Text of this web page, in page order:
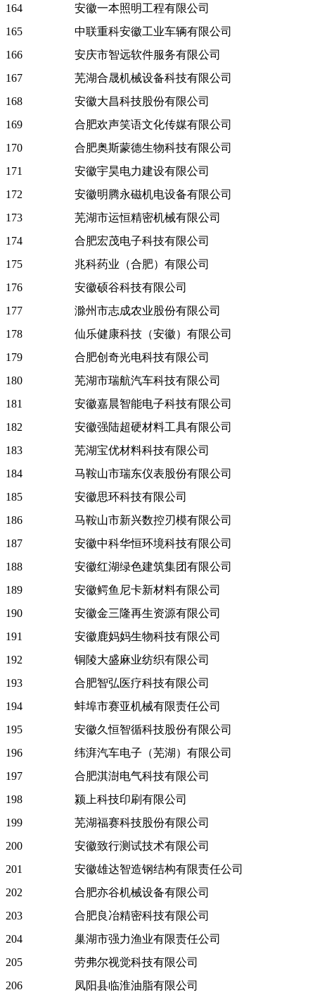
164
安徽一本照明工程有限公司
165
中联重科安徽工业车辆有限公司
166
安庆市智远软件服务有限公司
167
芜湖合晟机械设备科技有限公司
168
安徽大昌科技股份有限公司
169
合肥欢声笑语文化传媒有限公司
170
合肥奥斯蒙德生物科技有限公司
171
安徽宇昊电力建设有限公司
172
安徽明腾永磁机电设备有限公司
173
芜湖市运恒精密机械有限公司
174
合肥宏茂电子科技有限公司
175
兆科药业（合肥）有限公司
176
安徽硕谷科技有限公司
177
滁州市志成农业股份有限公司
178
仙乐健康科技（安徽）有限公司
179
合肥创奇光电科技有限公司
180
芜湖市瑞航汽车科技有限公司
181
安徽嘉晨智能电子科技有限公司
182
安徽强陆超硬材料工具有限公司
183
芜湖宝优材料科技有限公司
184
马鞍山市瑞东仪表股份有限公司
185
安徽思环科技有限公司
186
马鞍山市新兴数控刃模有限公司
187
安徽中科华恒环境科技有限公司
188
安徽红湖绿色建筑集团有限公司
189
安徽鳄鱼尼卡新材料有限公司
190
安徽金三隆再生资源有限公司
191
安徽鹿妈妈生物科技有限公司
192
铜陵大盛麻业纺织有限公司
193
合肥智弘医疗科技有限公司
194
蚌埠市赛亚机械有限责任公司
195
安徽久恒智循科技股份有限公司
196
纬湃汽车电子（芜湖）有限公司
197
合肥淇澍电气科技有限公司
198
颍上科技印刷有限公司
199
芜湖福赛科技股份有限公司
200
安徽致行测试技术有限公司
201
安徽雄达智造钢结构有限责任公司
202
合肥亦谷机械设备有限公司
203
合肥良冶精密科技有限公司
204
巢湖市强力渔业有限责任公司
205
劳弗尔视觉科技有限公司
206
凤阳县临淮油脂有限公司